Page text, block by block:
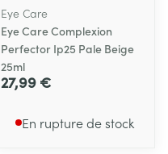
Eye Care
Eye Care Complexion
Perfector Ip25 Pale Beige
25ml
27,99 €
En rupture de stock